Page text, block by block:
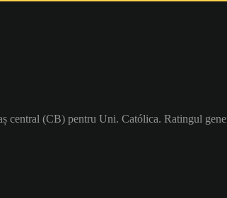
central (CB) pentru Uni. Católica. Ratingul